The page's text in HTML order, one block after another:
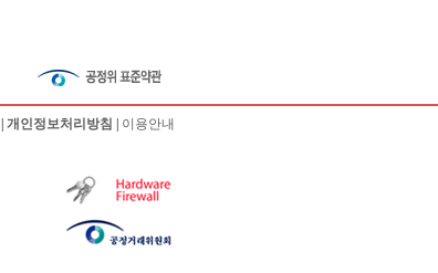
개인정보처리방침 이용안내